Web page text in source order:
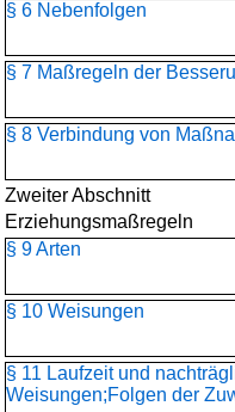
§ 6 Nebenfolgen
§ 7 Maßregeln der
§ 8 Verbindung von
Zweiter Abschnitt
Erziehungsmaßregeln
§ 9 Arten
§ 10 Weisungen
§ 11 Laufzeit und
Weisungen;Folgen der